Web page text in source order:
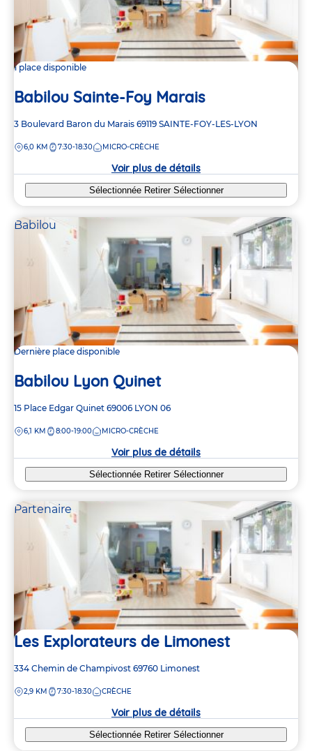
1 place disponible
Babilou Sainte-Foy Marais
Adresse
la
3 Boulevard Baron du Marais 69119 SAINTE-FOY-LES-LYON
DISTANCE
6,0 KM 7:30-18:30 MICRO-CRÈCHE
Voir plus de détails
Sélectionnée Retirer Sélectionner
Babilou
Dernière place disponible
Babilou Lyon Quinet
Adresse
la
15 Place Edgar Quinet 69006 LYON 06
DISTANCE
6,1 KM 8:00-19:00 MICRO-CRÈCHE
Voir plus de détails
Sélectionnée Retirer Sélectionner
Partenaire
Les Explorateurs de Limonest
Adresse
la
334 Chemin de Champivost 69760 Limonest
DISTANCE
2,9 KM 7:30-18:30 CRÈCHE
Voir plus de détails
Sélectionnée Retirer Sélectionner
2
2